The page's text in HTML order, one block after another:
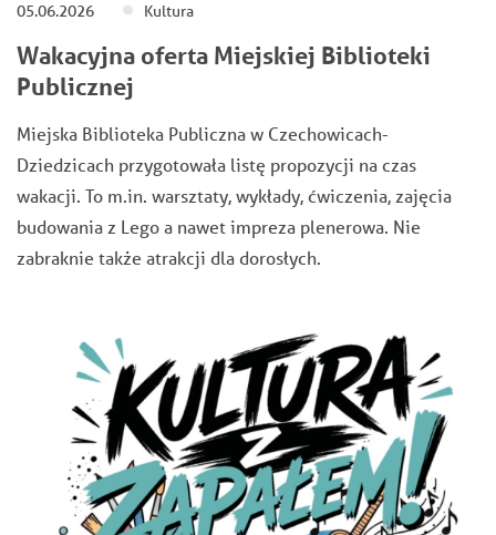
05.06.2026 Kultura
Wakacyjna oferta Miejskiej Biblioteki
Publicznej
Miejska Biblioteka Publiczna w Czechowicach-
Dziedzicach przygotowała listę propozycji na czas
wakacji. To m.in. warsztaty, wykłady, ćwiczenia, zajęcia
budowania z Lego a nawet impreza plenerowa. Nie
zabraknie także atrakcji dla dorosłych.